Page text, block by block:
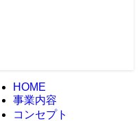
HOME
事業内容
コンセプト